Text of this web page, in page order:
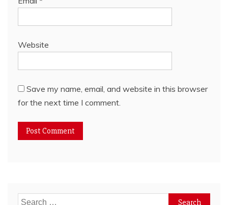
Website
Save my name, email, and website in this browser
for the next time I comment.
Search